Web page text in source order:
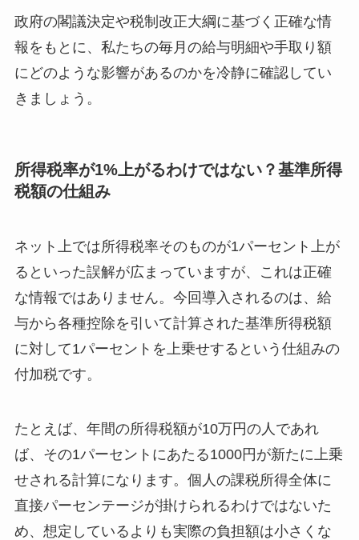
政府の閣議決定や税制改正大綱に基づく正確な情
報をもとに、私たちの毎月の給与明細や手取り額
にどのような影響があるのかを冷静に確認してい
きましょう。
所得税率が1%上がるわけではない？基準所得
税額の仕組み
ネット上では所得税率そのものが1パーセント上が
るといった誤解が広まっていますが、これは正確
な情報ではありません。今回導入されるのは、給
与から各種控除を引いて計算された基準所得税額
に対して1パーセントを上乗せするという仕組みの
付加税です。
たとえば、年間の所得税額が10万円の人であれ
ば、その1パーセントにあたる1000円が新たに上乗
せされる計算になります。個人の課税所得全体に
直接パーセンテージが掛けられるわけではないた
め、想定しているよりも実際の負担額は小さくな